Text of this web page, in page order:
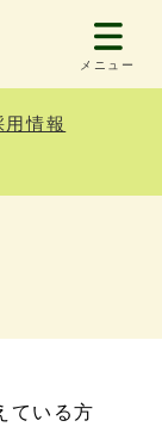
メニュー
用情報
ている方